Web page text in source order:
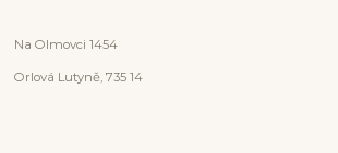
Na Olmovci 1454
Orlová Lutyně, 735 14